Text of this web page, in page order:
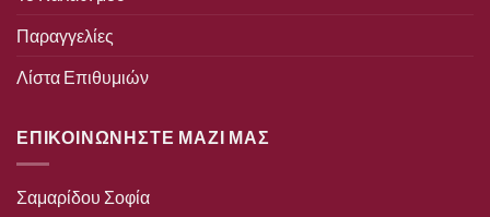
Παραγγελίες
Λίστα Επιθυμιών
ΕΠΙΚΟΙΝΩΝΗΣΤΕ ΜΑΖΙ ΜΑΣ
Σαμαρίδου Σοφία